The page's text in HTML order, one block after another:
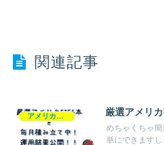
関連記事
アメリカETF 厳選アメリ
めちゃくちゃ
単にできます